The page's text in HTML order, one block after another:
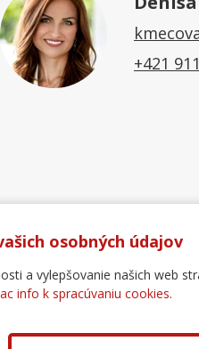
+421
Ochrana osobných údajov
osobných údajov
a vylepšovanie našich web
info k spracúvaniu cookies.